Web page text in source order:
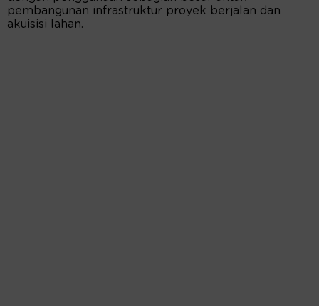
pembangunan infrastruktur proyek berjalan dan
akuisisi lahan.